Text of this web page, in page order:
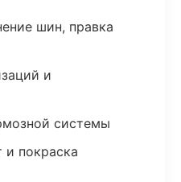
шин, правка
и
системы
покраска